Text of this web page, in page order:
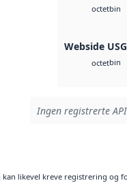
octetbin
Webside
octetbin
Ingen registrerte
likevel kreve registrering og